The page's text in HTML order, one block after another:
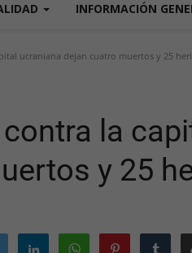
INFORMACIÓN
ucraniana dejan cuatro muertos y 25
la
y 25